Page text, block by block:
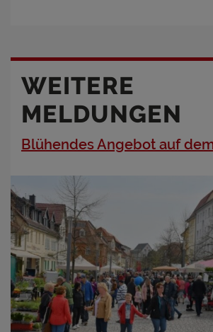
WEITERE
MELDUNGEN
Blühendes Angebot auf